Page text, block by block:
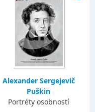
Alexander Sergejevič
Puškin
Portréty osobností